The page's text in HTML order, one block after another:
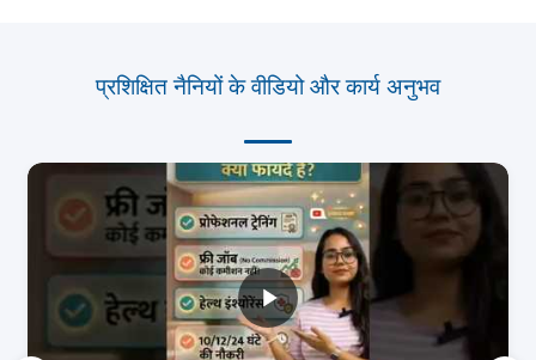
प्रशिक्षित नैनियों के वीडियो और कार्य अनुभव